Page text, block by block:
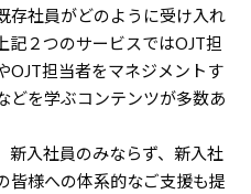
存社員がどのように受け入れ
記２つのサービスではOJT担
OJT担当者をマネジメントす
どを学ぶコンテンツが多数あ
新入社員のみならず、新入社
皆様への体系的なご支援も提